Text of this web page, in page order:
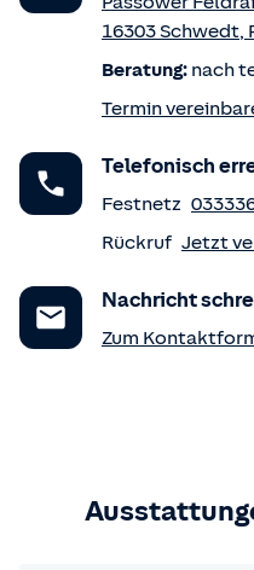
16303Schwedt,
Beratung: nach
Termin
Telefonisch
Festnetz
Rückruf Jetzt
Nachricht
Zum